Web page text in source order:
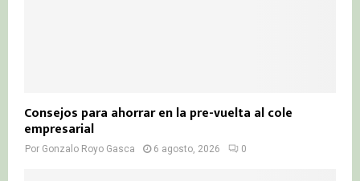
Consejos para ahorrar en la pre-vuelta al cole
empresarial
Por Gonzalo Royo Gasca 6 agosto, 2026 0